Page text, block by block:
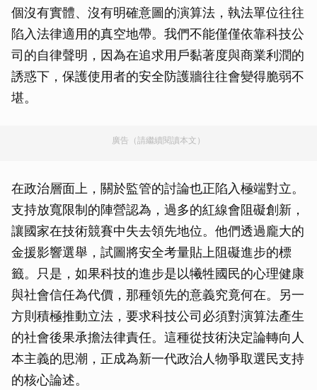
個沒有實體、沒有明確意圖的演算法，執法單位往往
陷入法律適用的真空地帶。我們不能僅僅依靠科技公
司的自律聲明，因為在追求用戶黏著度與商業利潤的
誘惑下，保護使用者的安全防護牆往往會變得脆弱不
堪。
廣告（請繼續閱讀本文）
在政治層面上，關於監管的討論也正陷入極端對立。
支持放寬限制的陣營認為，過多的紅線會阻礙創新，
讓國家在技術競賽中失去領先地位。他們透過龐大的
金援影響選舉，試圖將安全考量貼上阻礙進步的標
籤。只是，如果科技的進步是以犧牲國民的心理健康
與社會信任為代價，那種領先的意義究竟何在。另一
方則積極推動立法，要求科技公司必須對演算法產生
的社會後果承擔法律責任。這種從技術決定論轉向人
本主義的思潮，正成為新一代政治人物爭取選民支持
的核心論述。